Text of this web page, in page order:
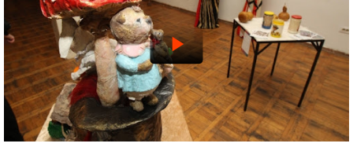
play_arrow